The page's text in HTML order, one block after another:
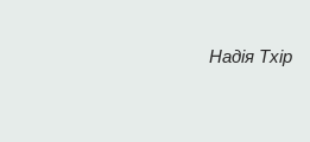
Надія Тхір